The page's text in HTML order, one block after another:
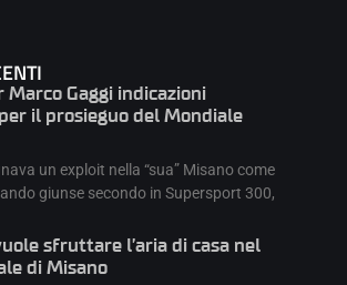
Marco Gaggi indicazioni
il prosieguo del Mondiale
un exploit nella “sua” Misano come
giunse secondo in Supersport 300,
sfruttare l’aria di casa nel
di Misano